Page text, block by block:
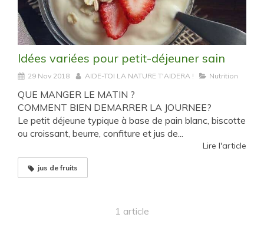
Idées variées pour petit-déjeuner sain
29 Nov 2018 AIDE-TOI LA NATURE T'AIDERA ! Nutrition
QUE MANGER LE MATIN ?
COMMENT BIEN DEMARRER LA JOURNEE?
Le petit déjeune typique à base de pain blanc, biscotte
ou croissant, beurre, confiture et jus de...
Lire l'article
jus de fruits
1 article